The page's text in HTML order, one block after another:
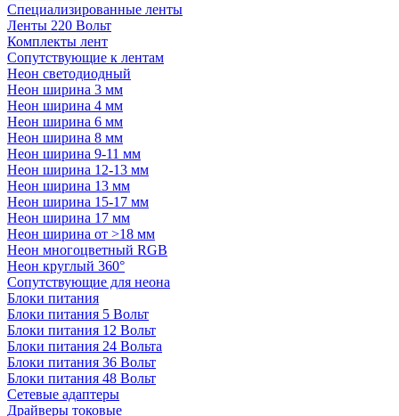
Специализированные ленты
Ленты 220 Вольт
Комплекты лент
Сопутствующие к лентам
Неон светодиодный
Неон ширина 3 мм
Неон ширина 4 мм
Неон ширина 6 мм
Неон ширина 8 мм
Неон ширина 9-11 мм
Неон ширина 12-13 мм
Неон ширина 13 мм
Неон ширина 15-17 мм
Неон ширина 17 мм
Неон ширина от >18 мм
Неон многоцветный RGB
Неон круглый 360°
Сопутствующие для неона
Блоки питания
Блоки питания 5 Вольт
Блоки питания 12 Вольт
Блоки питания 24 Вольта
Блоки питания 36 Вольт
Блоки питания 48 Вольт
Сетевые адаптеры
Драйверы токовые